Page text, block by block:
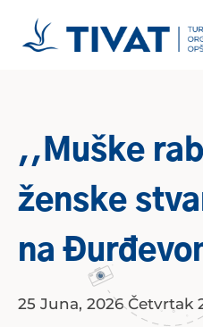
,,Muške
ženske
na
25 Juna, 2026 Četvrtak